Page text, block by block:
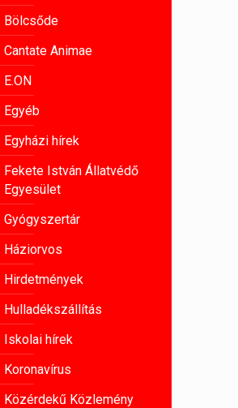
Bölcsőde
Cantate Animae
E.ON
Egyéb
Egyházi hírek
Fekete István Állatvédő
Egyesület
Gyógyszertár
Háziorvos
Hirdetmények
Hulladékszállítás
Iskolai hírek
Koronavírus
Közérdekű Közlemény